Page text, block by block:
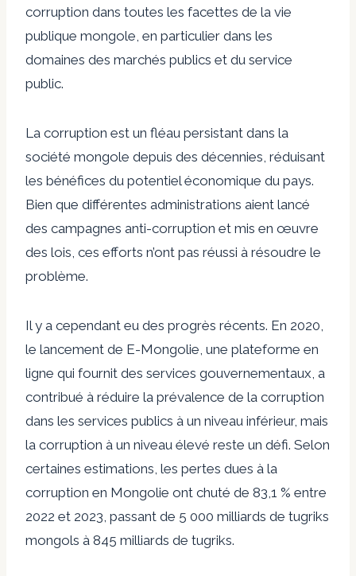
corruption dans toutes les facettes de la vie
publique mongole, en particulier dans les
domaines des marchés publics et du service
public.
La corruption est un fléau persistant dans la
société mongole depuis des décennies, réduisant
les bénéfices du potentiel économique du pays.
Bien que différentes administrations aient lancé
des campagnes anti-corruption et mis en œuvre
des lois, ces efforts n’ont pas réussi à résoudre le
problème.
Il y a cependant eu des progrès récents. En 2020,
le lancement de E-Mongolie , une plateforme en
ligne qui fournit des services gouvernementaux, a
contribué à réduire la prévalence de la corruption
dans les services publics à un niveau inférieur, mais
la corruption à un niveau élevé reste un défi. Selon
certaines estimations, les pertes dues à la
corruption en Mongolie ont chuté de 83,1 % entre
2022 et 2023, passant de 5 000 milliards de tugriks
mongols à 845 milliards de tugriks.